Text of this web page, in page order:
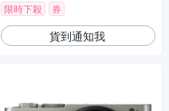
限時下殺
券
貨到通知我